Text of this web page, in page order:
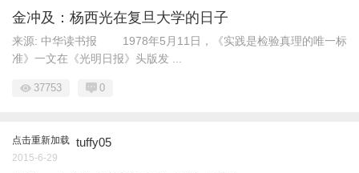
金冲及：杨西光在复旦大学的日子
来源: 中华读书报 1978年5月11日，《实践是检验真理的唯一标
准》一文在《光明日报》头版发 ...
37753 0
点击重新加载 tuffy05
2015-6-29